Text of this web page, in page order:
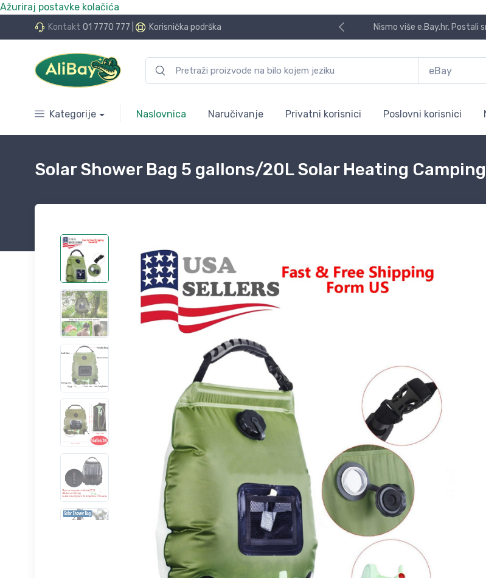
Ažuriraj postavke kolačića
Kontakt 01 7770 777 Korisnička podrška
24 rate bez kamata Nismo više e.Bay.hr. Postali
Kategorije Naslovnica Naručivanje Privatni korisnici Poslovni korisnici
Solar Shower Bag 5 gallons/20L Solar Heating